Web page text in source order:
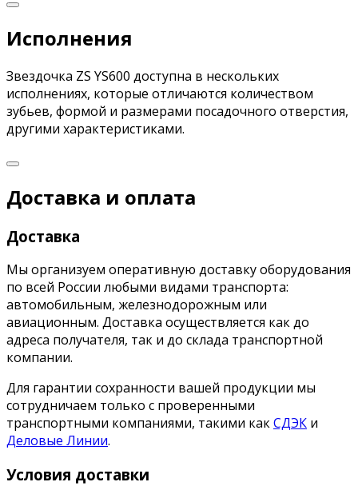
Исполнения
Звездочка ZS YS600 доступна в нескольких
исполнениях, которые отличаются количеством
зубьев, формой и размерами посадочного отверстия,
другими характеристиками.
Доставка и оплата
Доставка
Мы организуем оперативную доставку оборудования
по всей России любыми видами транспорта:
автомобильным, железнодорожным или
авиационным. Доставка осуществляется как до
адреса получателя, так и до склада транспортной
компании.
Для гарантии сохранности вашей продукции мы
сотрудничаем только с проверенными
транспортными компаниями, такими какСДЭК и
Деловые Линии.
Условия доставки